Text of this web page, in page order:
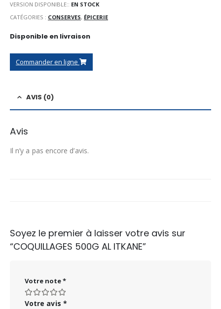
VERSION DISPONIBLE:: EN STOCK
CATÉGORIES : CONSERVES, ÉPICERIE
Disponible en livraison
Commander en ligne
AVIS (0)
Avis
Il n’y a pas encore d’avis.
Soyez le premier à laisser votre avis sur
“COQUILLAGES 500G AL ITKANE”
Votre note*
Votre avis *